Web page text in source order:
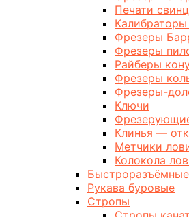
Печати
Фрезеры
Фрезеры
Райберы
Фрезеры
Фрезеры-
Ключи
Клинья —
Метчики
Колокола
Рукава буровые
Стропы